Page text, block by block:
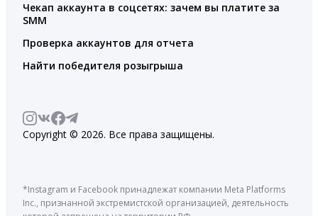
Чекап аккаунта в соцсетях: зачем вы платите за
SMM
Проверка аккаунтов для отчета
Найти победителя розыгрыша
Copyright © 2026. Все права защищены.
*Instagram и Facebook принадлежат компании Meta Platforms
Inc., признанной экстремистской организацией, деятельность